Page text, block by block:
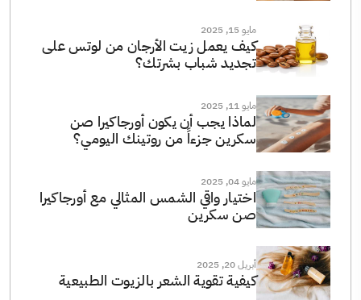
مايو 15, 2025
كيف يعمل زيت الأرجان من لوتس على
تجديد شباب بشرتك؟
مايو 11, 2025
لماذا يجب أن يكون أورجاكيرا صن
سكرين جزءاً من روتينك اليومي؟
مايو 04, 2025
اختيار واقي الشمس المثالي مع أورجاكيرا
صن سكرين
أبريل 20, 2025
كيفية تقوية الشعر بالزيوت الطبيعية